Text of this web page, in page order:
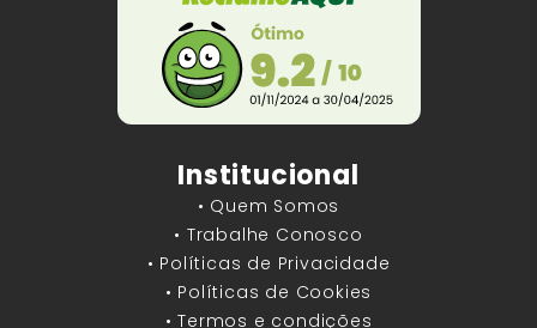
Institucional
• Quem Somos
• Trabalhe Conosco
• Políticas de Privacidade
• Políticas de Cookies
• Termos e condições